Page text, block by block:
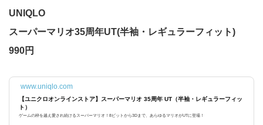
UNIQLO
スーパーマリオ35周年UT(半袖・レギュラーフィット)
990円
www.uniqlo.com
【ユニクロオンラインストア】スーパーマリオ 35周年 UT（半袖・レギュラーフィッ
ト）
ゲームの枠を越え愛され続けるスーパーマリオ！8ビットから3Dまで、あらゆるマリオがUTに登場！